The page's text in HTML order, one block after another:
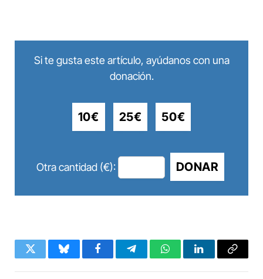
Si te gusta este artículo, ayúdanos con una
donación.
10€ 25€ 50€
Otra cantidad (€): DONAR
Twitter BlueskyFacebookTelegramWhatsAppLinkedInCopy